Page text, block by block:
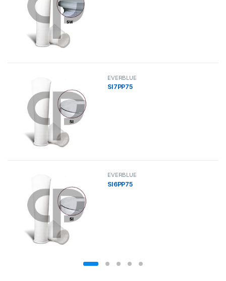
EVERBLUE
SI7PP75
EVERBLUE
SI6PP75